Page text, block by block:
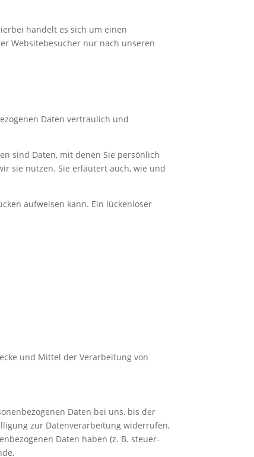
handelt es sich um einen
Websitebesucher nur nach unseren
Daten vertraulich und
sind Daten, mit denen Sie persönlich
sie nutzen. Sie erläutert auch, wie und
aufweisen kann. Ein lückenloser
und Mittel der Verarbeitung von
Daten bei uns, bis der
zur Datenverarbeitung widerrufen,
Daten haben (z. B. steuer-